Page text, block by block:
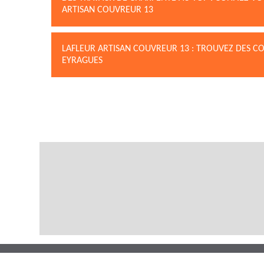
ARTISAN COUVREUR 13
LAFLEUR ARTISAN COUVREUR 13 : TROUVEZ DES
EYRAGUES